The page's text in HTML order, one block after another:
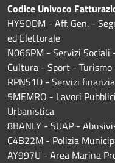
Codice Univoco
HY5ODM - Aff. Gen. -
ed Elettorale
N066PM - Servizi
Cultura - Sport -
RPNS1D - Servizi
5MEMRO - Lavori
Urbanistica
8BANLY - SUAP -
C4B22M - Polizia
AY997U - Area Marina